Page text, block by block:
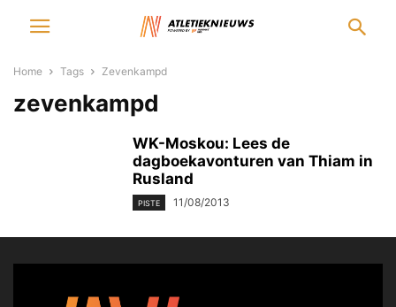
Home Tags Zevenkampd
zevenkampd
WK-Moskou: Lees de
dagboekavonturen van Thiam in
Rusland
PISTE 11/08/2013